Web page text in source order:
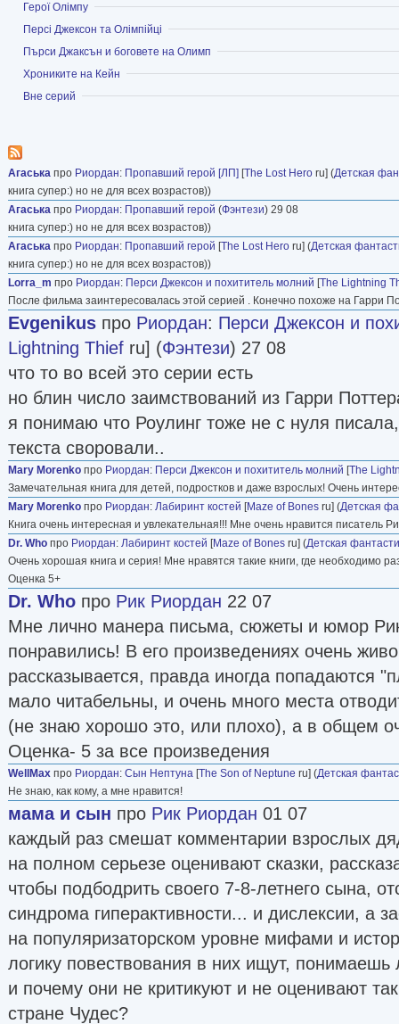
писателем.
Свой первый роман он написал и напечатал в
«Кроваво-красная текила», открыла
удостоенный всех высших литературных
Эдгара По. Речь в них идет о частном
искусств и профессоре английской
Антонио по имени Трез Наварр. В 2005 году
Риордана из нового цикла для детей о Перси
олимпийцах — «Перси Джексон и похититель
этих книг — двенадцатилетний, страдающий
который однажды понял, что он — сын
выхода первой книги о Перси Джексоне и по
новое произведение писателя постоянно
списках бестселлеров «Нью-Йорк Таймс».
Фокс» приобрела права на экранизацию
картина вышла в 2010 году. Следующая
чудовищ», в 2006 году была названа лучшей
Уже четвёртый роман цикла разошелся
экземпляров. В 2008 году Риордан придумал
«39 ключей» и написал первую книгу цикла.
успех, а студия Стивена Спилберга
романа. Риордан живёт в Техасе, в городе
Википедия
Фантлаб
Показать
Герої Олімпу
Показать
Персі Джексон та Олімпійці
Показать
Пърси Джаксън и боговете на Олимп
Показать
Хрониките на Кейн
Показать
Вне серий
Агаська про Риордан: Пропавший герой [ЛП] [The Lost Hero ru] (Детская
книга супер:) но не для всех возрастов))
Агаська про Риордан: Пропавший герой (Фэнтези) 29 08
книга супер:) но не для всех возрастов))
Агаська про Риордан: Пропавший герой [The Lost Hero ru] (Детская
книга супер:) но не для всех возрастов))
Lorra_m про Риордан: Перси Джексон и похититель молний [The Lightning
После фильма заинтересовалась этой серией . Конечно похоже на Гарри
Evgenikus про Риордан: Перси Джексон и
Lightning Thief ru] (Фэнтези) 27 08
что то во всей это серии есть
но блин число заимствований из Гарри
я понимаю что Роулинг тоже не с нуля
текста своровали..
Mary Morenko про Риордан: Перси Джексон и похититель молний [The
Замечательная книга для детей, подростков и даже взрослых! Очень
Mary Morenko про Риордан: Лабиринт костей [Maze of Bones ru] (Детская
Книга очень интересная и увлекательная!!! Мне очень нравится писатель
Dr. Who про Риордан: Лабиринт костей [Maze of Bones ru] (Детская
Очень хорошая книга и серия! Мне нравятся такие книги, где необходимо
Оценка 5+
Dr. Who про Рик Риордан 22 07
Мне лично манера письма, сюжеты и юмор
понравились! В его произведениях очень
рассказывается, правда иногда попадаются
мало читабельны, и очень много места
(не знаю хорошо это, или плохо), а в общем
Оценка- 5 за все произведения
WellMax про Риордан: Сын Нептуна [The Son of Neptune ru] (Детская
Не знаю, как кому, а мне нравится!
мама и сын про Рик Риордан 01 07
каждый раз смешат комментарии взрослых
на полном серьезе оценивают сказки,
чтобы подбодрить своего 7-8-летнего сына,
синдрома гиперактивности... и дислексии, а
на популяризаторском уровне мифами и
логику повествования в них ищут, понимаешь
и почему они не критикуют и не оценивают
стране Чудес?